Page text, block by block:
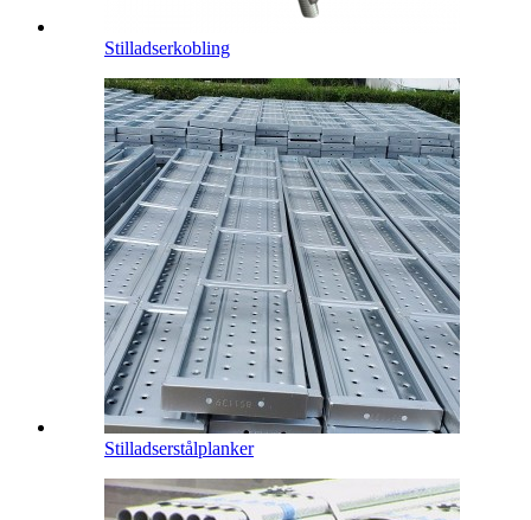
Stilladserkobling
Stilladserstålplanker